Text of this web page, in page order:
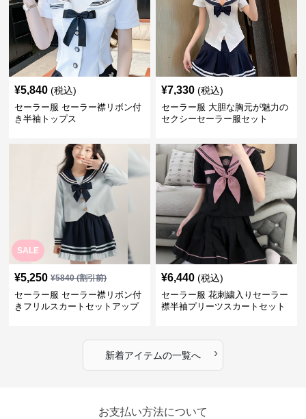
¥5,840 (税込)
セーラー服 セーラー襟リボン付
き半袖トップス
¥7,330 (税込)
セーラー服 大胆な胸元が魅力の
セクシーセーラー服セット
SALE
¥5,250 ¥5840(割引前)
セーラー服 セーラー襟リボン付
きフリルスカートセットアップ
¥6,440 (税込)
セーラー服 花刺繍入りセーラー
襟半袖プリーツスカートセット
新着アイテムの一覧へ ›
お支払い方法について